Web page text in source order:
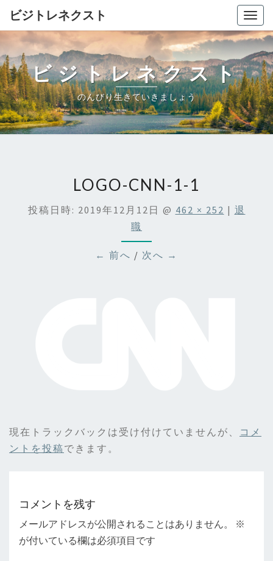
ビジトレネクスト
ビジトレネクスト
のんびり生きていきましょう
LOGO-CNN-1-1
投稿日時: 2019年12月12日 @ 462 × 252 | 退
職
← 前へ / 次へ →
現在トラックバックは受け付けていませんが、 コメ
ントを投稿できます。
コメントを残す
メールアドレスが公開されることはありません。
※
が付いている欄は必須項目です